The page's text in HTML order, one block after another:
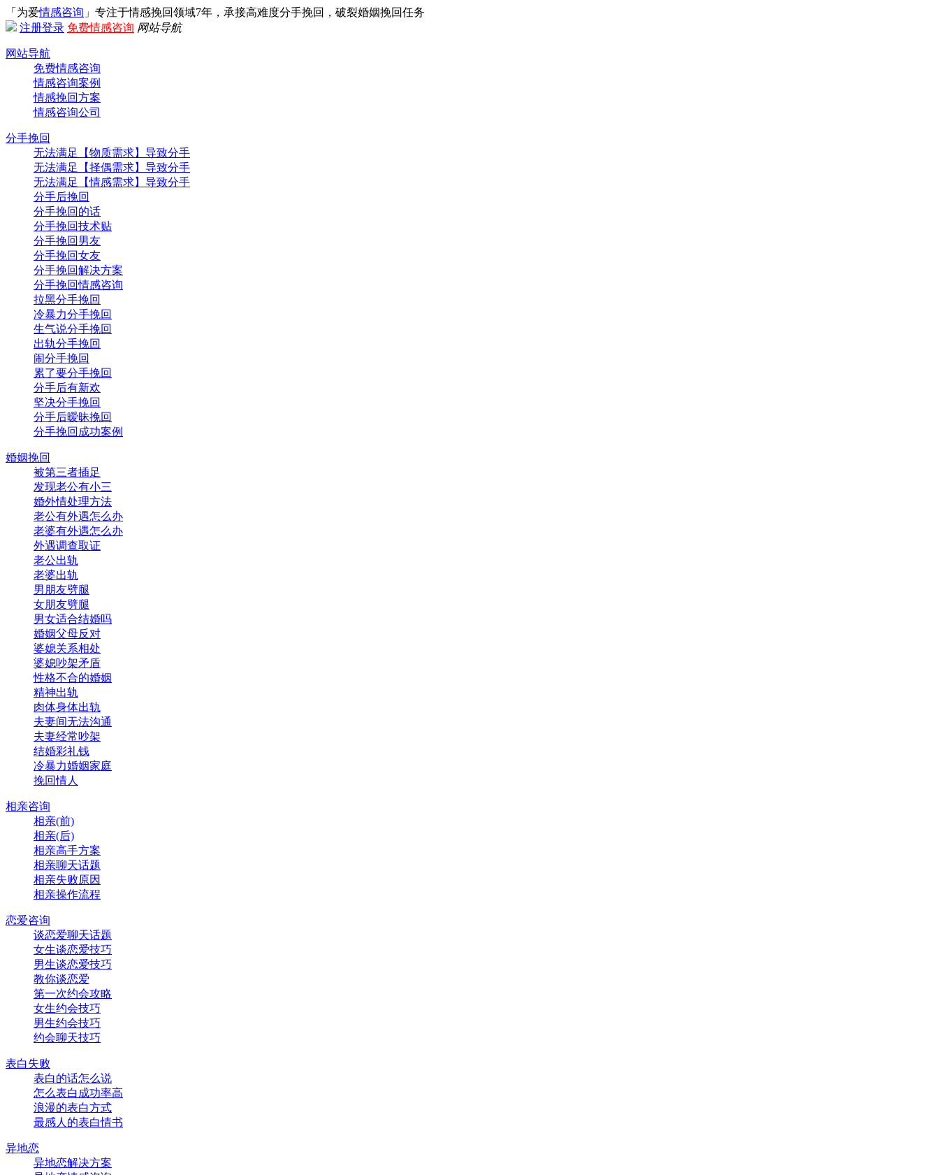
「为爱情感咨询 」专注于情感挽回领域7年，承接高难度分手挽回，破裂婚姻挽回任务
注册登录 免费情感咨询 网站导航
网站导航
免费情感咨询
情感咨询案例
情感挽回方案
情感咨询公司
分手挽回
无法满足【物质需求】导致分手
无法满足【择偶需求】导致分手
无法满足【情感需求】导致分手
分手后挽回
分手挽回的话
分手挽回技术贴
分手挽回男友
分手挽回女友
分手挽回解决方案
分手挽回情感咨询
拉黑分手挽回
冷暴力分手挽回
生气说分手挽回
出轨分手挽回
闹分手挽回
累了要分手挽回
分手后有新欢
坚决分手挽回
分手后暧昧挽回
分手挽回成功案例
婚姻挽回
被第三者插足
发现老公有小三
婚外情处理方法
老公有外遇怎么办
老婆有外遇怎么办
外遇调查取证
老公出轨
老婆出轨
男朋友劈腿
女朋友劈腿
男女适合结婚吗
婚姻父母反对
婆媳关系相处
婆媳吵架矛盾
性格不合的婚姻
精神出轨
肉体身体出轨
夫妻间无法沟通
夫妻经常吵架
结婚彩礼钱
冷暴力婚姻家庭
挽回情人
相亲咨询
相亲(前)
相亲(后)
相亲高手方案
相亲聊天话题
相亲失败原因
相亲操作流程
恋爱咨询
谈恋爱聊天话题
女生谈恋爱技巧
男生谈恋爱技巧
教你谈恋爱
第一次约会攻略
女生约会技巧
男生约会技巧
约会聊天技巧
表白失败
表白的话怎么说
怎么表白成功率高
浪漫的表白方式
最感人的表白情书
异地恋
异地恋解决方案